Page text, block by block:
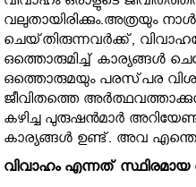
വലുതായിരിക്കും.അത്രയും
ചെയ്‌തിരുന്നവര്‍ക്ക്,
ഒത്തൊരുമിച്ച് കാര്യങ്ങള്‍
ഒത്തൊരുമയും പരസ്‌പര
ജീവിതത്തെ
കഴിച്ച പുരുഷന്‍മാര്‍
കാര്യങ്ങള്‍ ഉണ്ട്. അവ
വിവാഹം എന്നത്